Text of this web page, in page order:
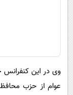
وی در این کنفرانس
عوام از حزب